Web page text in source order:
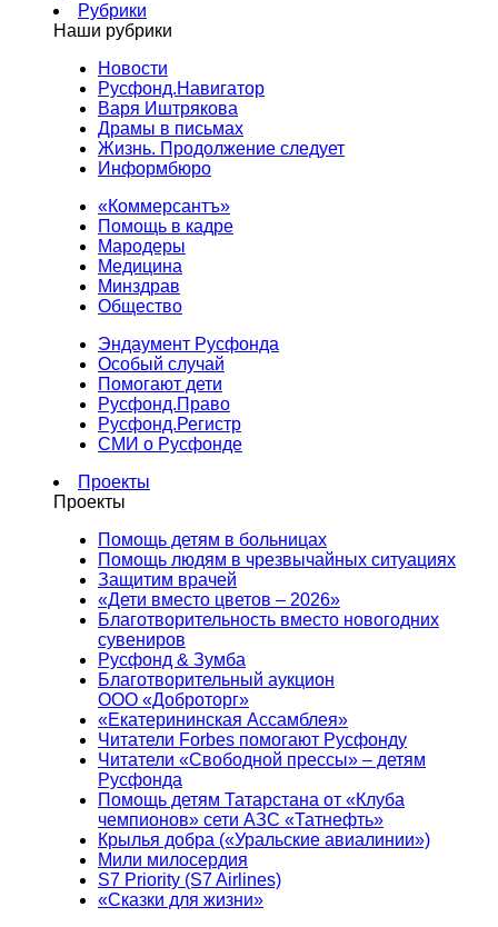
Рубрики
Наши рубрики
Новости
Русфонд.Навигатор
Варя Иштрякова
Драмы в письмах
Жизнь. Продолжение следует
Информбюро
«Коммерсантъ»
Помощь в кадре
Мародеры
Медицина
Минздрав
Общество
Эндаумент Русфонда
Особый случай
Помогают дети
Русфонд.Право
Русфонд.Регистр
СМИ о Русфонде
Проекты
Проекты
Помощь детям в больницах
Помощь людям в чрезвычайных ситуациях
Защитим врачей
«Дети вместо цветов – 2026»
Благотворительность вместо новогодних
сувениров
Русфонд & Зумба
Благотворительный аукцион
ООО «Доброторг»
«Екатерининская Ассамблея»
Читатели Forbes помогают Русфонду
Читатели «Свободной прессы» – детям
Русфонда
Помощь детям Татарстана от «Клуба
чемпионов» сети АЗС «Татнефть»
Крылья добра («Уральские авиалинии»)
Мили милосердия
S7 Priority (S7 Airlines)
«Сказки для жизни»